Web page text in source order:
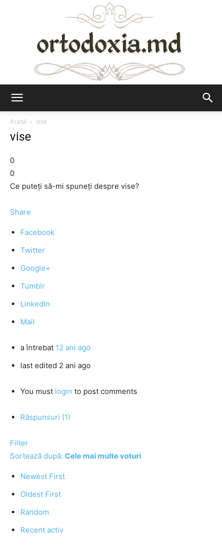
Acasă
vise
vise
0
0
Ce puteți să-mi spuneți despre vise?
Share
Facebook
Twitter
Google+
Tumblr
LinkedIn
Mail
a întrebat 12 ani ago
last edited 2 ani ago
You must login to post comments
Răspunsuri (1)
Filter
Sortează după: Cele mai multe voturi
Newest First
Oldest First
Random
Recent activ